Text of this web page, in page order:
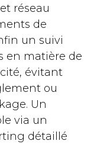
réseau
de
un suivi
en matière de
évitant
ou
Un
via un
détaillé